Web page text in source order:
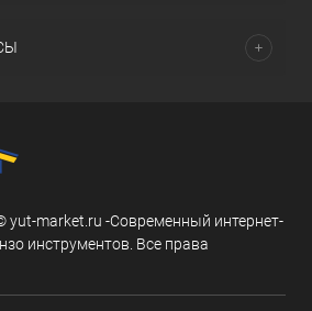
yut-market.ru -Современный интернет-
инструментов. Все права